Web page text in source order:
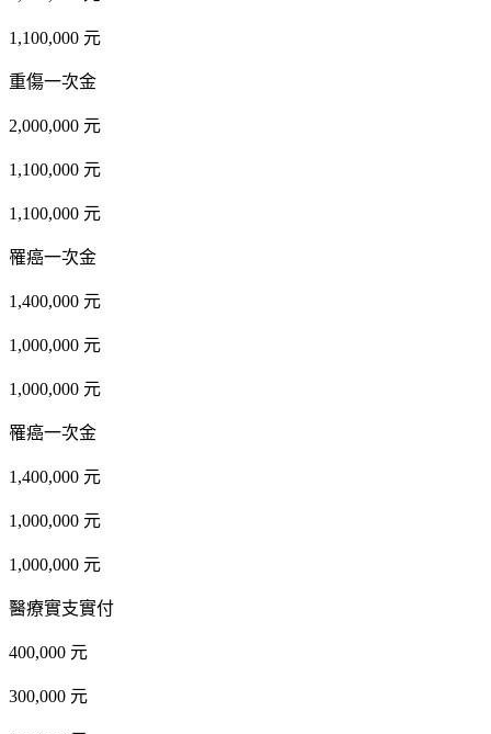
1,100,000 元
重傷一次金
2,000,000 元
1,100,000 元
1,100,000 元
罹癌一次金
1,400,000 元
1,000,000 元
1,000,000 元
罹癌一次金
1,400,000 元
1,000,000 元
1,000,000 元
醫療實支實付
400,000 元
300,000 元